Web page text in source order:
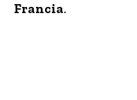
Francia.